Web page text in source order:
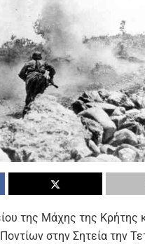
της Μάχης της Κρήτης
στην Σητεία την